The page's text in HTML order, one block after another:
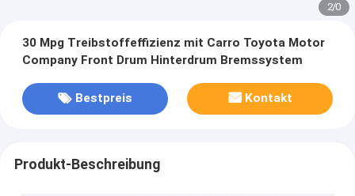
2/0
30 Mpg Treibstoffeffizienz mit Carro Toyota Motor
Company Front Drum Hinterdrum Bremssystem
Bestpreis Kontakt
Produkt-Beschreibung